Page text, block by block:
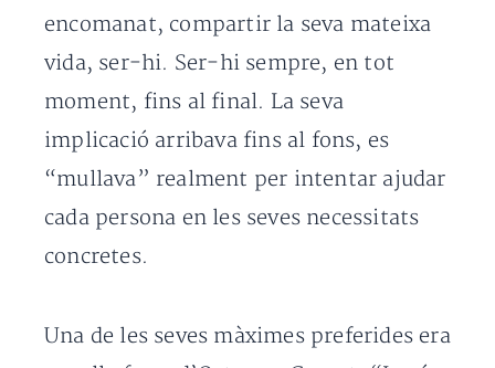
encomanat, compartir la seva mateixa
vida, ser-hi. Ser-hi sempre, en tot
moment, fins al final. La seva
implicació arribava fins al fons, es
“mullava” realment per intentar ajudar
cada persona en les seves necessitats
concretes.
Una de les seves màximes preferides era